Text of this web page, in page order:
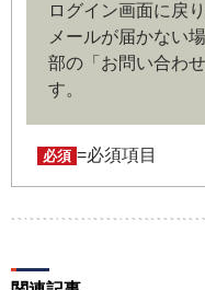
す。
第４条（ユーザー名
ユーザー名およびパ
任において行うもの
パスワードの第三者へ
用によって生じた損害
ログイン画面に戻
メールが届かない
部の「お問い合わ
す。
必須 =必須項目